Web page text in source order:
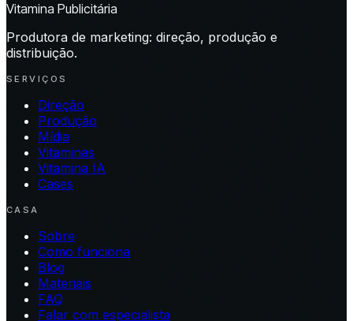
Vitamina Publicitária
Produtora de marketing: direção, produção e
distribuição.
SERVIÇOS
Direção
Produção
Mídia
Vitaminas
Vitamina IA
Cases
CASA
Sobre
Como funciona
Blog
Materiais
FAQ
Falar com especialista